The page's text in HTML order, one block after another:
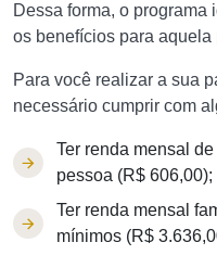
Dessa forma, o programa
os benefícios para
Para você realizar a sua
necessário cumprir com
Ter renda mensal
pessoa (R$ 606,00);
Ter renda mensal
mínimos (R$